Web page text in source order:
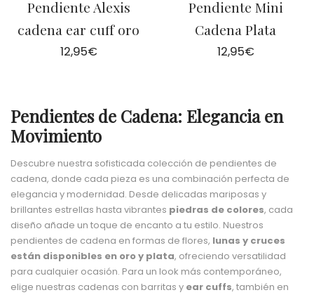
Pendiente Alexis
cadena ear cuff oro
12,95€
Pendiente Mini
Cadena Plata
12,95€
Pendientes de Cadena: Elegancia en
Movimiento
Descubre nuestra sofisticada colección de pendientes de
cadena, donde cada pieza es una combinación perfecta de
elegancia y modernidad. Desde delicadas mariposas y
brillantes estrellas hasta vibrantes piedras de colores, cada
diseño añade un toque de encanto a tu estilo. Nuestros
pendientes de cadena en formas de flores, lunas y cruces
están disponibles en oro y plata, ofreciendo versatilidad
para cualquier ocasión. Para un look más contemporáneo,
elige nuestras cadenas con barritas y ear cuffs, también en